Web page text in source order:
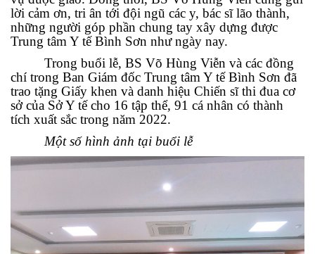
lời cảm ơn, tri ân tới đội ngũ các y, bác sĩ lão thành,
những người góp phần chung tay xây dựng được
Trung tâm Y tế Bình Sơn như ngày nay.
Trong buổi lễ, BS Võ Hùng Viễn và các đồng
chí trong Ban Giám đốc Trung tâm Y tế Bình Sơn đã
trao tặng Giấy khen và danh hiệu Chiến sĩ thi đua cơ
sở của Sở Y tế cho 16 tập thể, 91 cá nhân có thành
tích xuất sắc trong năm 2022.
Một số hình ảnh tại buổi lễ